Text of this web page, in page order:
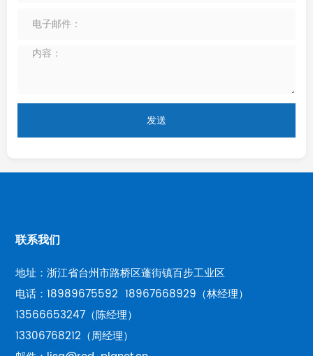
发送
联系我们
地址：浙江省台州市路桥区蓬街镇百步工业区
电话：18989675592 18967668929 （林经理）
13566653247 （陈经理）
13306768212 （周经理）